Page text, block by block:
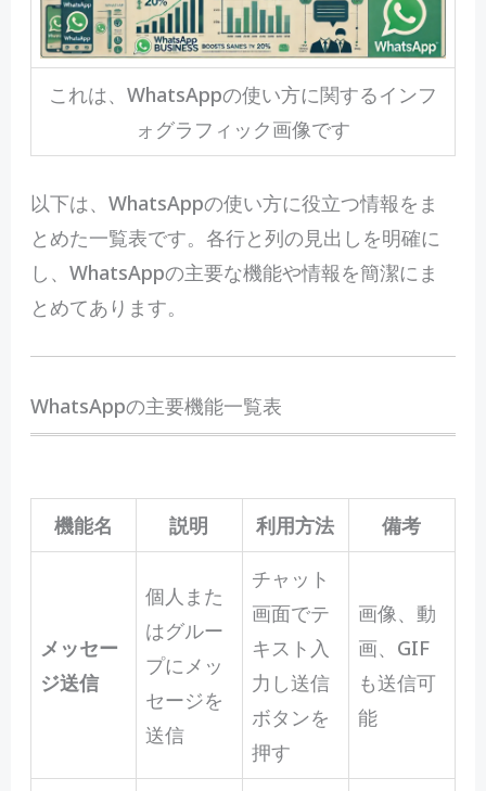
これは、WhatsAppの使い方に関するインフ
ォグラフィック画像です
以下は、WhatsAppの使い方に役立つ情報をま
とめた一覧表です。各行と列の見出しを明確に
し、WhatsAppの主要な機能や情報を簡潔にま
とめてあります。
WhatsAppの主要機能一覧表
機能名 説明 利用方法 備考
メッセー
ジ送信
個人また
はグルー
プにメッ
セージを
送信
チャット
画面でテ
キスト入
力し送信
ボタンを
押す
画像、動
画、GIF
も送信可
能